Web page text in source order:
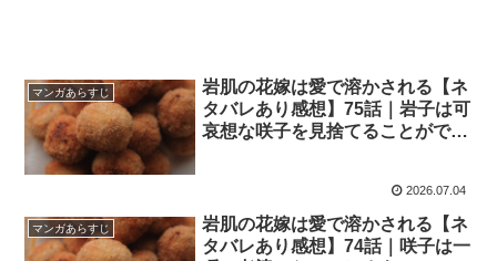
マンガあらすじ
岩肌の花嫁は愛で溶かされる【ネ
タバレあり感想】75話｜岩子は可
哀想な咲子を見捨てることができ
2026.07.04
マンガあらすじ
岩肌の花嫁は愛で溶かされる【ネ
タバレあり感想】74話｜咲子は一